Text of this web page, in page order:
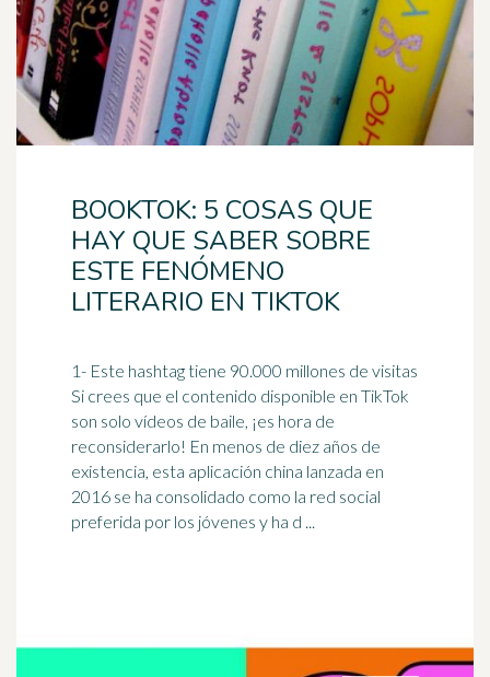
BOOKTOK: 5 COSAS QUE
HAY QUE SABER SOBRE
ESTE FENÓMENO
LITERARIO EN TIKTOK
1- Este hashtagtiene 90.000 millones de visitas
Si crees que el contenido disponible en TikTok
son solo vídeos de baile, ¡es hora de
reconsiderarlo! En menos de diez años de
existencia, esta aplicación china lanzada en
2016 se ha consolidado como la red social
preferida por los jóvenes y ha d ...